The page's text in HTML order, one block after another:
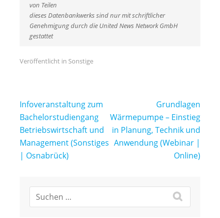
von Teilen
dieses Datenbankwerks sind nur mit schriftlicher
Genehmigung durch die United News Network GmbH
gestattet
Veröffentlicht in Sonstige
Beitragsnavigation
Infoveranstaltung zum
Bachelorstudiengang
Betriebswirtschaft und
Management (Sonstiges
| Osnabrück)
Grundlagen
Wärmepumpe – Einstieg
in Planung, Technik und
Anwendung (Webinar |
Online)